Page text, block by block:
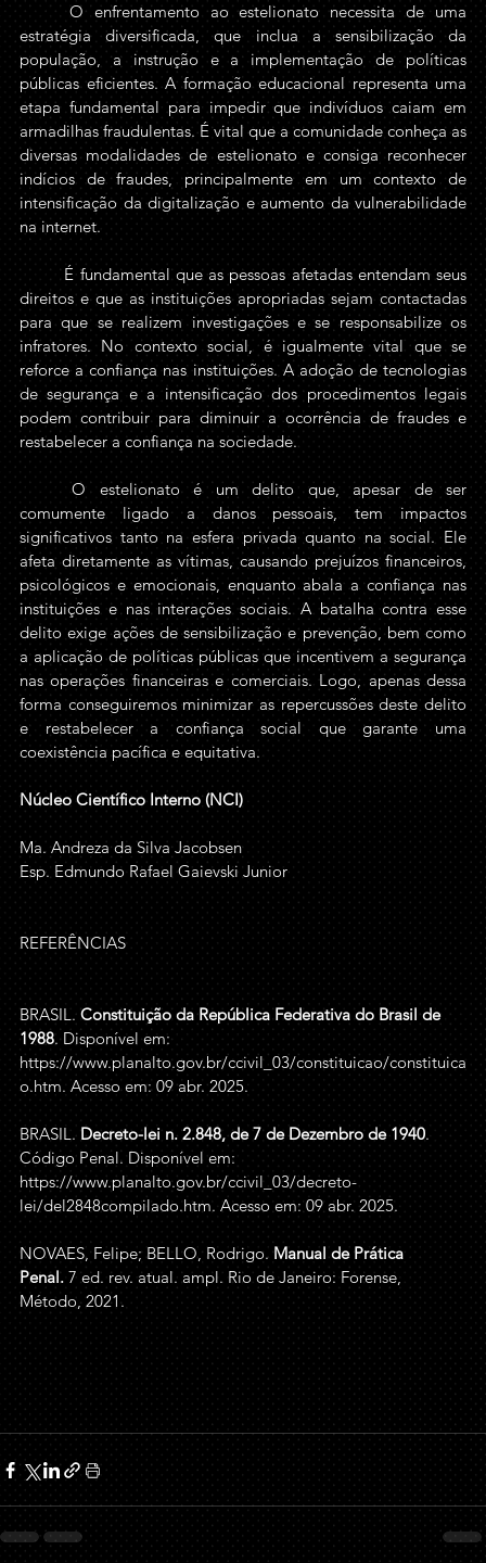
	O enfrentamento ao estelionato necessita de uma
estratégia diversificada, que inclua a sensibilização da
população, a instrução e a implementação de políticas
públicas eficientes. A formação educacional representa uma
etapa fundamental para impedir que indivíduos caiam em
armadilhas fraudulentas. É vital que a comunidade conheça as
diversas modalidades de estelionato e consiga reconhecer
indícios de fraudes, principalmente em um contexto de
intensificação da digitalização e aumento da vulnerabilidade
na internet.
	É fundamental que as pessoas afetadas entendam seus
direitos e que as instituições apropriadas sejam contactadas
para que se realizem investigações e se responsabilize os
infratores. No contexto social, é igualmente vital que se
reforce a confiança nas instituições. A adoção de tecnologias
de segurança e a intensificação dos procedimentos legais
podem contribuir para diminuir a ocorrência de fraudes e
restabelecer a confiança na sociedade.
	O estelionato é um delito que, apesar de ser
comumente ligado a danos pessoais, tem impactos
significativos tanto na esfera privada quanto na social. Ele
afeta diretamente as vítimas, causando prejuízos financeiros,
psicológicos e emocionais, enquanto abala a confiança nas
instituições e nas interações sociais. A batalha contra esse
delito exige ações de sensibilização e prevenção, bem como
a aplicação de políticas públicas que incentivem a segurança
nas operações financeiras e comerciais. Logo, apenas dessa
forma conseguiremos minimizar as repercussões deste delito
e restabelecer a confiança social que garante uma
coexistência pacífica e equitativa.
Núcleo Científico Interno (NCI)
Ma. Andreza da Silva Jacobsen
Esp. Edmundo Rafael Gaievski Junior
REFERÊNCIAS
BRASIL. Constituição da República Federativa do Brasil de
1988. Disponível em:
https://www.planalto.gov.br/ccivil_03/constituicao/constituica
o.htm. Acesso em: 09 abr. 2025.
BRASIL. Decreto-lei n. 2.848, de 7 de Dezembro de 1940.
Código Penal. Disponível em:
https://www.planalto.gov.br/ccivil_03/decreto-
lei/del2848compilado.htm. Acesso em: 09 abr. 2025.
NOVAES, Felipe; BELLO, Rodrigo. Manual de Prática
Penal. 7 ed. rev. atual. ampl. Rio de Janeiro: Forense,
Método, 2021.